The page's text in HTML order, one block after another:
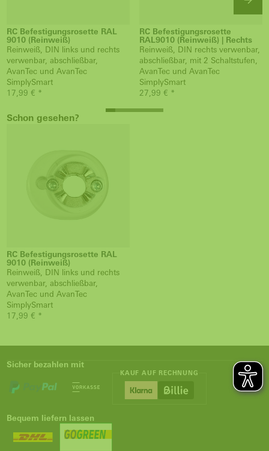
RC Befestigungsrosette RAL
9010 (Reinweiß)
Reinweiß, DIN links und rechts
verwenbar, abschließbar,
AvanTec und AvanTec
SimplySmart
17,99 € *
RC Befestigungsrosette
RAL9010 (Reinweiß) | Rechts
Reinweiß, DIN rechts verwenbar,
abschließbar, mit 2 Schaltstufen,
AvanTec und AvanTec
SimplySmart
27,99 € *
Schon gesehen?
RC Befestigungsrosette RAL
9010 (Reinweiß)
Reinweiß, DIN links und rechts
verwenbar, abschließbar,
AvanTec und AvanTec
SimplySmart
17,99 € *
Sicher bezahlen mit
KAUF AUF RECHNUNG
Bequem liefern lassen